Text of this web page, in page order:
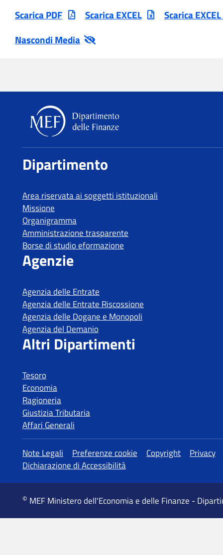
Tesoro
Economia
Ragioneria
Giustizia Tributaria
Affari Generali
MEF Ministero dell'Economia e delle Finanze -